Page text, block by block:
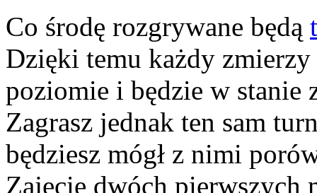
Co środę rozgrywane będą
Dzięki temu każdy
poziomie i będzie w
Zagrasz jednak ten sam
będziesz mógł z nimi
Zajęcie dwóch pierwszych